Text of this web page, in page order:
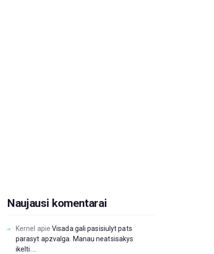
Naujausi komentarai
Kernel apieVisada gali pasisiulyt pats
parasyt apzvalga. Manau neatsisakys
ikelti....